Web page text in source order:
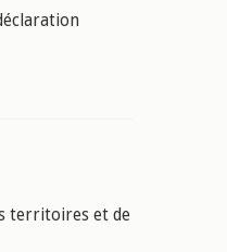
territoires et de